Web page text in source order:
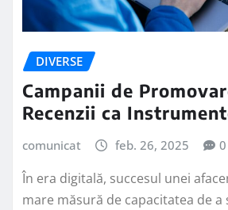
DIVERSE
Campanii de
Recenzii ca
comunicat feb. 26, 2025 0
În era digitală, succesul unei
mare măsură de capacitatea de a